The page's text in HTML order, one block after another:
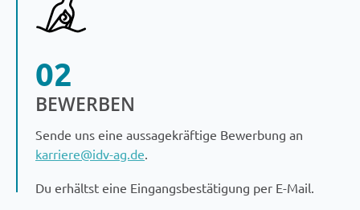
02
BEWERBEN
Sende uns eine aussagekräftige Bewerbung an
karriere@idv-ag.de.
Du erhältst eine Eingangsbestätigung per E-Mail.